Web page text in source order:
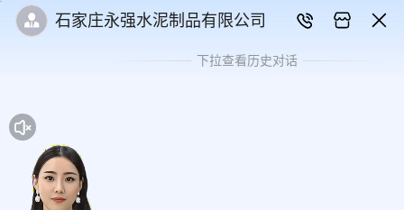
石家庄永强水泥制品有限公司
下拉查看历史对话